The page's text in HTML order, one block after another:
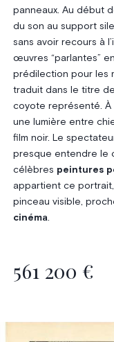
panneaux. Au début
du son au support
sans avoir recours à
œuvres “parlantes”
prédilection pour les
traduit dans le titre
coyote représenté. À
une lumière entre
film noir. Le
presque entendre le
célèbres peintures
appartient ce
pinceau visible,
cinéma
561 200 €